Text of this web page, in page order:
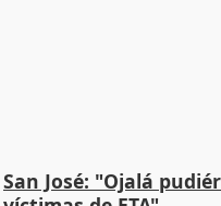
San José: "Ojalá